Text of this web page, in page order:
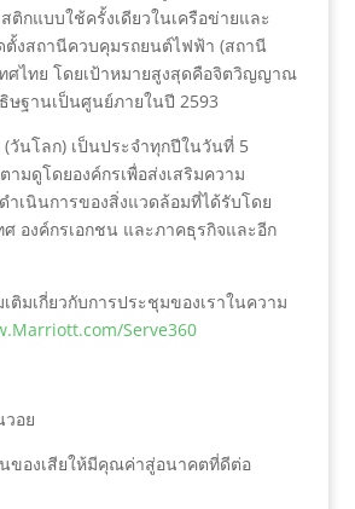
ติกแบบใช้ครั้งเดียวในเครือข่ายและ
ตั้งสถานีควบคุมรถยนต์ไฟฟ้า (สถานี
ทศไทย โดยเป้าหมายสูงสุดคือจิตวิญญาณ
ษฐานเป็นศูนย์ภายในปี 2593
วันโลก) เป็นประจำทุกปีในวันที่ 5
มดูโดยองค์กรเพื่อส่งเสริมความ
ำเนินการของสิ่งแวดล้อมที่ได้รับโดย
องค์กรเอกชน และภาคธุรกิจและอีก
ติมเกี่ยวกับการประชุมของเราในความ
Serve360
วอย
ของเสียให้มีคุณค่าสู่อนาคตที่ดีต่อ